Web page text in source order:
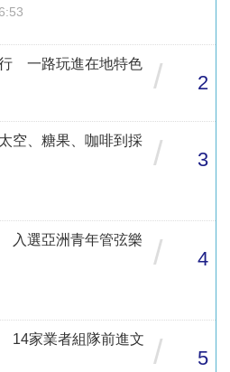
一路玩進在地特色
/ 2
空、糖果、咖啡到採
/ 3
入選亞洲青年管弦樂
/ 4
14家業者組隊前進文
/ 5